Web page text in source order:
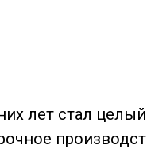
лет стал